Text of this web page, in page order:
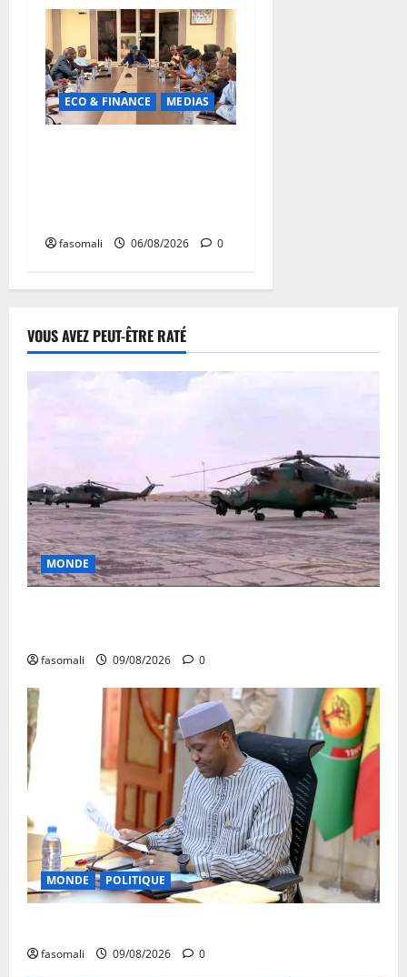
ECO & FINANCE MEDIAS
fasomali 06/08/2026 0
VOUS AVEZ PEUT-ÊTRE RATÉ
MONDE
fasomali 09/08/2026 0
MONDE POLITIQUE
fasomali 09/08/2026 0